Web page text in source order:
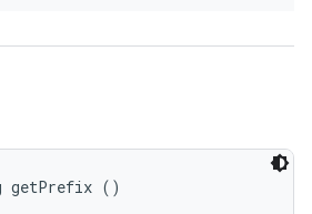
getPrefix ()